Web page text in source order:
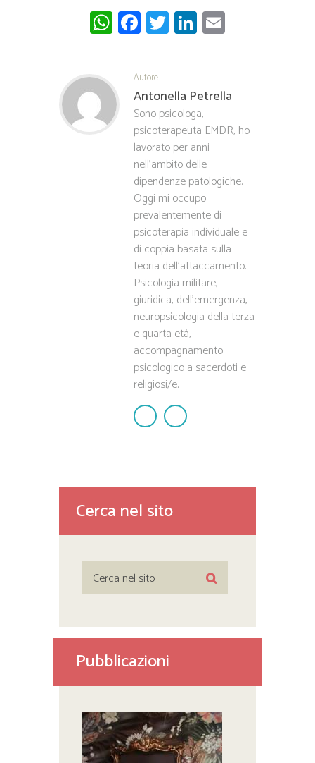
W
ha
pp
Fa
ce
b
o
ok
T
wi
er
Li
nk
In
Autore
Antonella Petrella
Sono psicologa,
psicoterapeuta EMDR, ho
lavorato per anni
nell'ambito delle
dipendenze patologiche.
Oggi mi occupo
prevalentemente di
psicoterapia individuale e
di coppia basata sulla
teoria dell'attaccamento.
Psicologia militare,
giuridica, dell'emergenza,
neuropsicologia della terza
e quarta età,
accompagnamento
psicologico a sacerdoti e
religiosi/e.
Cerca nel sito
Pubblicazioni